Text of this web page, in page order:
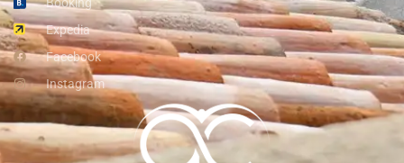
Expedia
Facebook
Instagram